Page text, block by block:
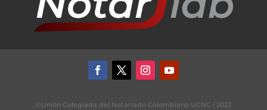
©Unión Colegiada del Notariado Colombiano UCNC | 2022